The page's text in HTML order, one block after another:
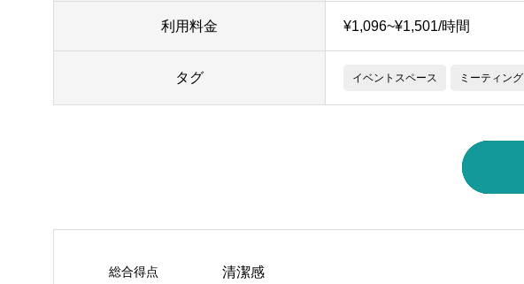
利用料金 ¥1,096~¥1,501/時間
タグ イベントスペース ミーティング
総合得点 清潔感